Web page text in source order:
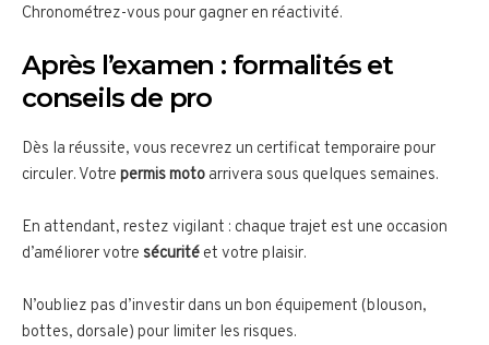
Chronométrez-vous pour gagner en réactivité.
Après l’examen : formalités et
conseils de pro
Dès la réussite, vous recevrez un certificat temporaire pour
circuler. Votre permis moto arrivera sous quelques semaines.
En attendant, restez vigilant : chaque trajet est une occasion
d’améliorer votre sécurité et votre plaisir.
N’oubliez pas d’investir dans un bon équipement (blouson,
bottes, dorsale) pour limiter les risques.